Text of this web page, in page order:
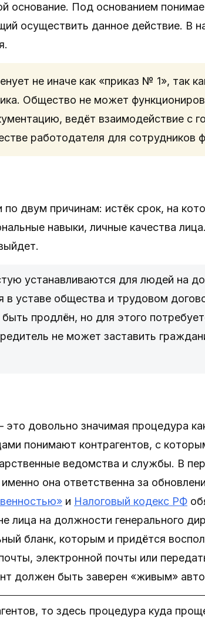
основание. Под основанием
осуществить данное действие. В
не иначе как «приказ № 1», так
Общество не может
ведёт взаимодействие с
работодателя для сотрудников
двум причинам: истёк срок, на
навыки, личные качества
устанавливаются для людей на
уставе общества и трудовом
продлён, но для этого
не может заставить
довольно значимая процедура
понимают контрагентов, с
ведомства и службы. В
она ответственна за
и Налоговый кодекс РФ
лица на должности генерального
бланк, которым и придётся
электронной почты или
должен быть заверен «живым»
то здесь процедура куда